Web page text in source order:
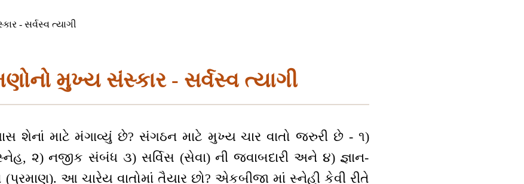
- સર્વસ્વ ત્યાગી
મુખ્ય સંસ્કાર - સર્વસ્વ ત્યાગી
શેનાં માટે મંગાવ્યું છે? સંગઠન માટે મુખ્ય ચાર વાતો જરુરી છે - ૧)
૨) નજીક સંબંધ ૩) સર્વિસ (સેવા) ની જવાબદારી અને ૪) જ્ઞાન-
આ ચારેય વાતોમાં તૈયાર છો? એકબીજા માં સ્નેહી કેવી રીતે